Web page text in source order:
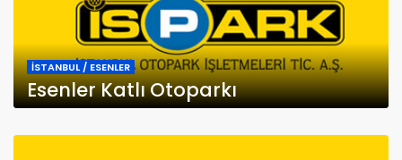
İSTANBUL / ESENLER
Esenler Katlı Otoparkı